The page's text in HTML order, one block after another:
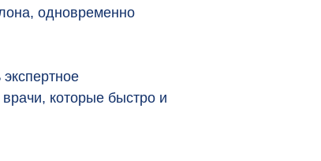
одновременно
которые быстро и